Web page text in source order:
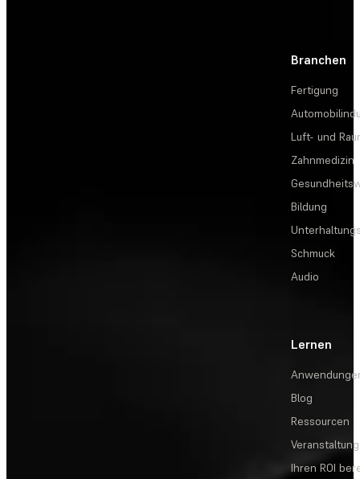
Branchen
Fertigung
Luft- und
Zahnmedizin
Bildung
Schmuck
Audio
Lernen
Blog
Ressourcen
Ihren ROI